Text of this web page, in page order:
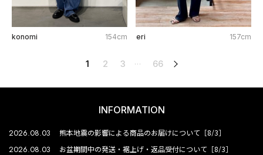
konomi 154cm eri 157cm
1 2 3 … 66
INFORMATION
2026.08.03 熊本地震の影響による商品のお届けについて［8/3］
2026.08.03 お盆期間中の発送・裾上げ・返品受付について［8/3］